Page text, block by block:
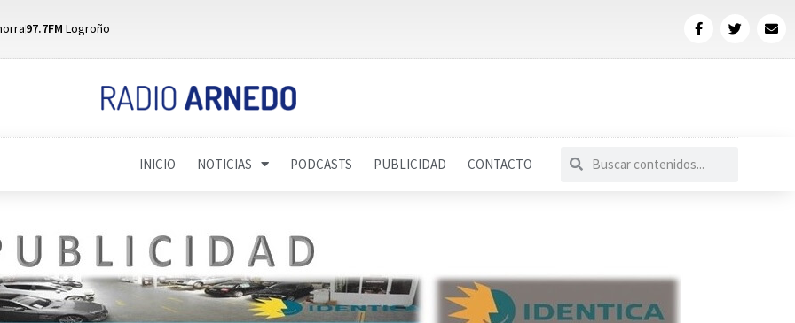
97.7FM Logroño
INICIO NOTICIAS PODCASTS PUBLICIDAD CONTACTO